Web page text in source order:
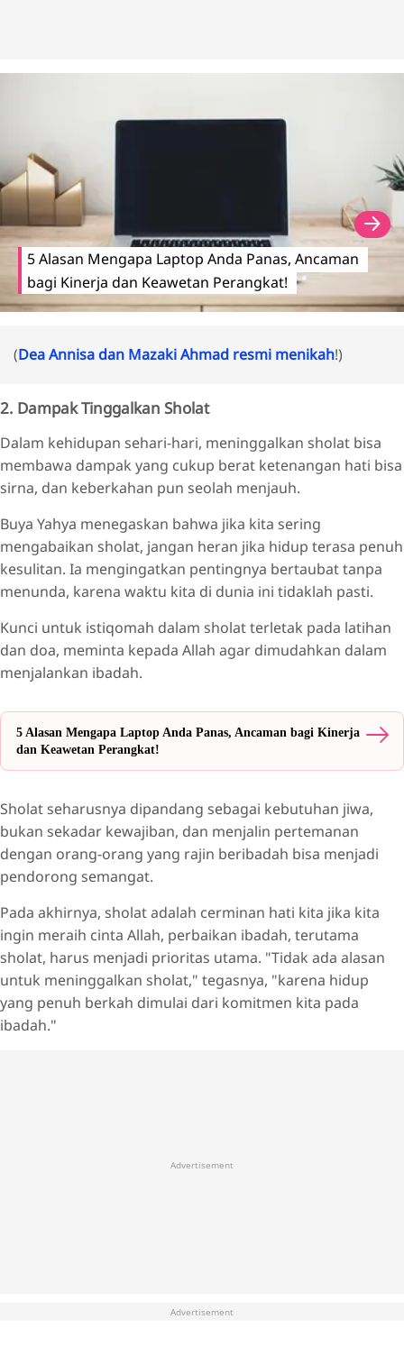
5 Alasan Mengapa Laptop Anda Panas, Ancaman
bagi Kinerja dan Keawetan Perangkat!
(Dea Annisa dan Mazaki Ahmad resmi menikah!)
2. Dampak Tinggalkan Sholat
Dalam kehidupan sehari-hari, meninggalkan sholat bisa
membawa dampak yang cukup berat ketenangan hati bisa
sirna, dan keberkahan pun seolah menjauh.
Buya Yahya menegaskan bahwa jika kita sering
mengabaikan sholat, jangan heran jika hidup terasa penuh
kesulitan. Ia mengingatkan pentingnya bertaubat tanpa
menunda, karena waktu kita di dunia ini tidaklah pasti.
Kunci untuk istiqomah dalam sholat terletak pada latihan
dan doa, meminta kepada Allah agar dimudahkan dalam
menjalankan ibadah.
5 Alasan Mengapa Laptop Anda Panas, Ancaman bagi Kinerja
dan Keawetan Perangkat!
Sholat seharusnya dipandang sebagai kebutuhan jiwa,
bukan sekadar kewajiban, dan menjalin pertemanan
dengan orang-orang yang rajin beribadah bisa menjadi
pendorong semangat.
Pada akhirnya, sholat adalah cerminan hati kita jika kita
ingin meraih cinta Allah, perbaikan ibadah, terutama
sholat, harus menjadi prioritas utama. "Tidak ada alasan
untuk meninggalkan sholat," tegasnya, "karena hidup
yang penuh berkah dimulai dari komitmen kita pada
ibadah."
Advertisement
Advertisement